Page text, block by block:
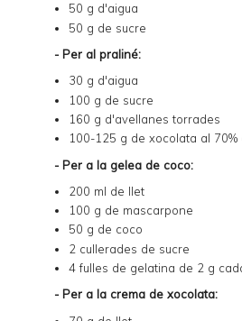
50 g d'aigua
50 g de sucre
- Per al praliné:
30 g d'aigua
100 g de sucre
160 g d'avellanes torrades
100-125 g de xocolata al 70%
- Per a la gelea de coco:
200 ml de llet
100 g de mascarpone
50 g de coco
2 cullerades de sucre
4 fulles de gelatina de 2 g
- Per a la crema de xocolata: